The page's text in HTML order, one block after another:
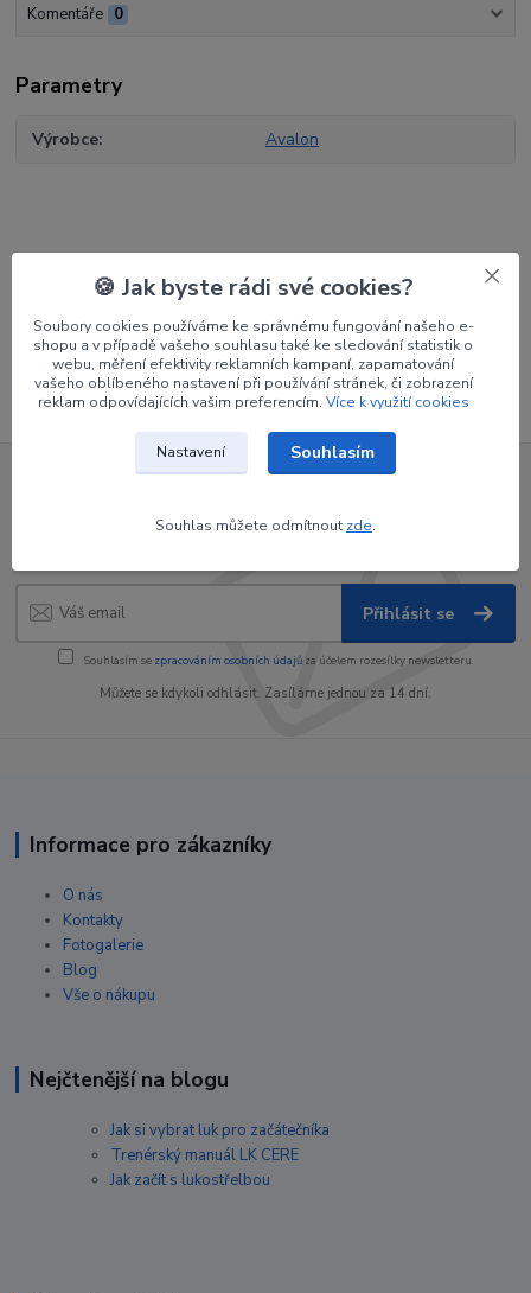
Komentáře 0
Parametry
Výrobce Avalon
Zboží zařazeno v kategoriích
Poutání luku
slevy!
Přihlásit se
Souhlasím se zpracováním osobních údajůza účelem rozesílky newsletteru.
Můžete se kdykoli odhlásit. Zasíláme jednou za 14 dní.
Informace pro zákazníky
O nás
Kontakty
Fotogalerie
Blog
Vše o nákupu
Nejčtenější na blogu
Jak si vybrat luk pro začátečníka
Trenérský manuál LK CERE
Jak začít s lukostřelbou
🍪 Jak byste rádi své cookies?
Soubory cookies používáme ke správnému fungování našeho e-
shopu a v případě vašeho souhlasu také ke sledování statistik o
webu, měření efektivity reklamních kampaní, zapamatování
vašeho oblíbeného nastavení při používání stránek, či zobrazení
reklam odpovídajících vašim preferencím. Více k využití cookies
Nastavení Souhlasím
Souhlas můžete odmítnout zde.